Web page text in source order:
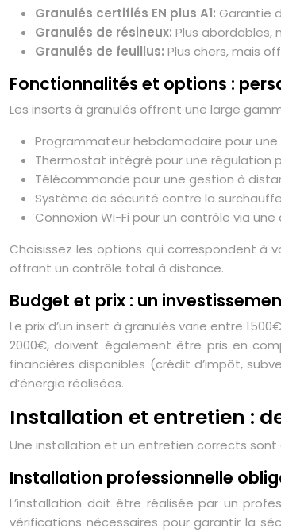
Granulés certifiés EN plus A1: Garantie
Granulés de résineux: Plus abordables,
Granulés de feuillus: Plus chers, mais
Fonctionnalités et options :
Les inserts à granulés offrent une large
Programmateur hebdomadaire pour
Thermostat intégré pour une régulation
Télécommande pour une gestion à
Système de sécurité contre la
Connexion Wi-Fi pour un contrôle via
Choisissez les options qui correspondent à
offrant un contrôle total à distance.
Budget et prix : un
Le prix d’un insert à granulés varie entre
2000€, doivent également être pris en
financières disponibles (crédit d’impôt,
d’énergie réalisées.
Installation et entretien :
Une installation et un entretien corrects
Installation professionnelle
L’installation doit être réalisée par un
vérifications nécessaires pour garantir la